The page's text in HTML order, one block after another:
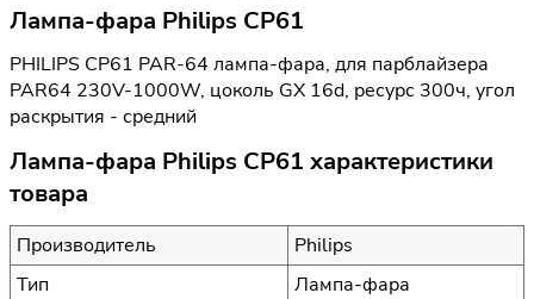
Лампа-фара Philips CP61
PHILIPS CP61 PAR-64 лампа-фара, для парблайзера
PAR64 230V-1000W, цоколь GX 16d, ресурс 300ч, угол
раскрытия - средний
Лампа-фара Philips CP61 характеристики
товара
Производитель
Philips
Тип
Лампа-фара